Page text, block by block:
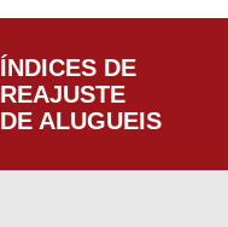
ÍNDICES DE
REAJUSTE
DE ALUGUEIS